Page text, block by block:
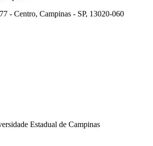
- Centro, Campinas - SP, 13020-060
Estadual de Campinas